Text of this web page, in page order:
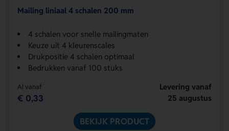
Mailing liniaal 4 schalen 200 mm
4 schalen voor snelle mailingmaten
Keuze uit 4 kleurenscales
Drukpositie 4 schalen optimaal
Bedrukken vanaf 100 stuks
Al vanaf
€ 0,33
Levering vanaf
25 augustus
BEKIJK PRODUCT